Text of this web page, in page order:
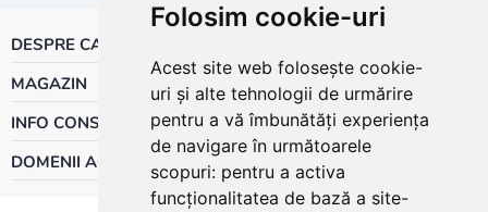
Folosim cookie-uri
Acest site web folosește cookie-
uri și alte tehnologii de urmărire
pentru a vă îmbunătăți experiența
de navigare în următoarele
scopuri: pentru a activa
funcționalitatea de bază a site-
DESPRE CALOR
MAGAZIN
INFO CONSUMATOR
DOMENII ACTIVITATE